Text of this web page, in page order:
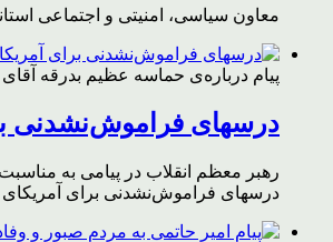
معاون سیاسی، امنیتی و اجتماعی
پیام درباره‌ی حماسه عظیم بدرقه
درسهای فراموش‌نشدنی
رهبر معظم انقلاب در پیامی به
درسهای فراموش‌نشدنی برای